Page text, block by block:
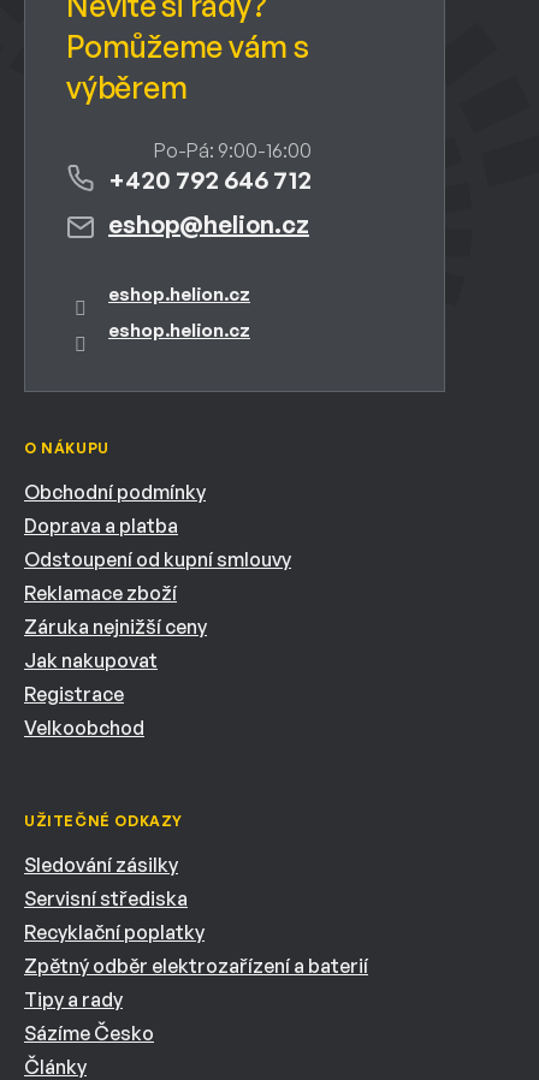
eshop@helion.cz
+420 792 646 712
eshop.helion.cz
eshop.helion.cz
O NÁKUPU
Obchodní podmínky
Doprava a platba
Odstoupení od kupní smlouvy
Reklamace zboží
Záruka nejnižší ceny
Jak nakupovat
Registrace
Velkoobchod
UŽITEČNÉ ODKAZY
Sledování zásilky
Servisní střediska
Recyklační poplatky
Zpětný odběr elektrozařízení a baterií
Tipy a rady
Sázíme Česko
Články